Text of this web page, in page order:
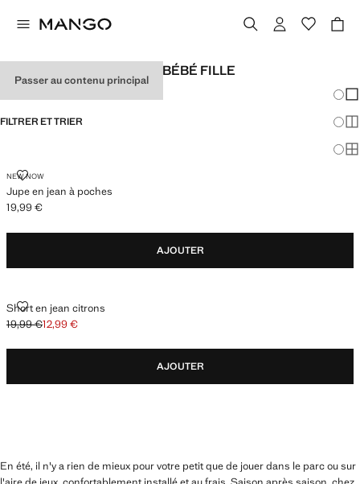
Passer au contenu principal
SHORTS ET JUPES POUR BÉBÉ FILLE
FILTRER ET TRIER
NEW NOW
Jupe en jean à poches
JUPE EN JEAN À POCHES
Prix actuel [19,99 € ]
19,99 €
AJOUTER
Short en jean citrons
SHORT EN JEAN CITRONS
Prix initial barré [19,99 € ]
19,99 €
Prix actuel [12,99 € ]
12,99 €
AJOUTER
En été, il n'y a rien de mieux pour votre petit que de jouer dans le parc ou sur